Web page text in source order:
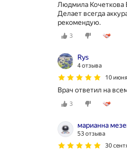
Людмила Кочеткова
Делает всегда
рекомендую.
3
Rys
4 отзыва
10
Врач ответил на
3
марианна
53 отзыва
30